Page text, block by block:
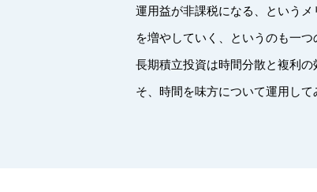
運用益が非課税になる、という
を増やしていく、というのも一つ
長期積立投資は時間分散と複利
そ、時間を味方について運用して